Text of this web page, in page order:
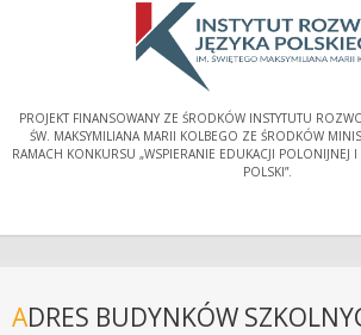
PROJEKT FINANSOWANY ZE ŚRODKÓW INSTYTUTU
ŚW. MAKSYMILIANA MARII KOLBEGO ZE ŚRODKÓW
RAMACH KONKURSU „WSPIERANIE EDUKACJI POLONIJNEJ
POLSKI”.
ADRES BUDYNKÓW